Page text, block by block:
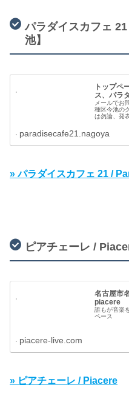
パラダイスカフェ
池】
トップペ
ス、パラ
メールでお
種区今池の
は勿論、発
paradisecafe21.nagoya
» パラダイスカフェ 21 /
ピアチェーレ /
名古屋市
piacere
誰もが音楽
ペース
piacere-live.com
» ピアチェーレ / Piacere